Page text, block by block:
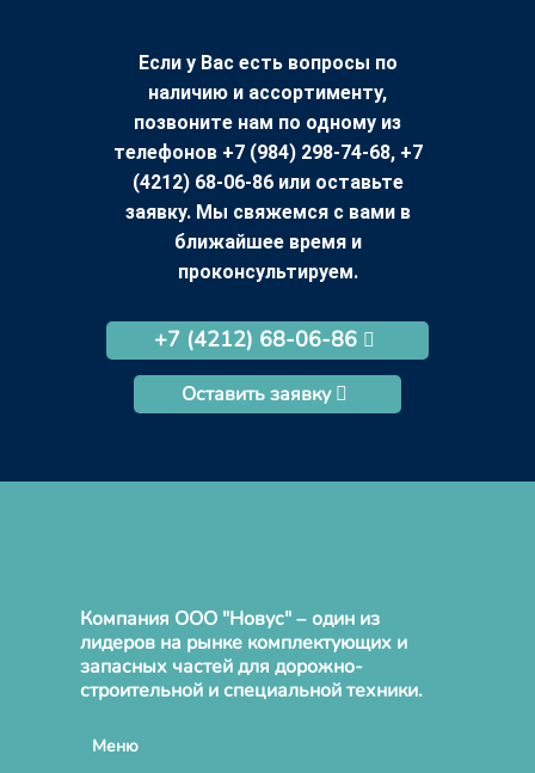
Если у Вас есть вопросы по
наличию и ассортименту,
позвоните нам по одному из
телефонов +7 (984) 298-74-68, +7
(4212) 68-06-86 или оставьте
заявку. Мы свяжемся с вами в
ближайшее время и
проконсультируем.
+7 (4212) 68-06-86
Оставить заявку
Компания ООО "Новус" – один из
лидеров на рынке комплектующих и
запасных частей для дорожно-
строительной и специальной техники.
Меню